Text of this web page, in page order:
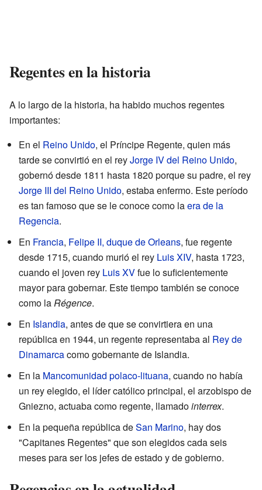
Regentes en la historia
A lo largo de la historia, ha habido muchos regentes
importantes:
En el Reino Unido, el Príncipe Regente, quien más
tarde se convirtió en el reyJorge IV del Reino Unido,
gobernó desde 1811 hasta 1820 porque su padre, el rey
Jorge III del Reino Unido, estaba enfermo. Este período
es tan famoso que se le conoce como laera de la
Regencia.
En Francia, Felipe II, duque de Orleans, fue regente
desde 1715, cuando murió el rey Luis XIV, hasta 1723,
cuando el joven rey Luis XVfue lo suficientemente
mayor para gobernar. Este tiempo también se conoce
como laRégence.
En Islandia, antes de que se convirtiera en una
república en 1944, un regente representaba al Rey de
Dinamarcacomo gobernante de Islandia.
En la Mancomunidad polaco-lituana, cuando no había
un rey elegido, el líder católico principal, el arzobispo de
Gniezno, actuaba como regente, llamadointerrex.
En la pequeña república deSan Marino, hay dos
"Capitanes Regentes" que son elegidos cada seis
meses para ser los jefes de estado y de gobierno.